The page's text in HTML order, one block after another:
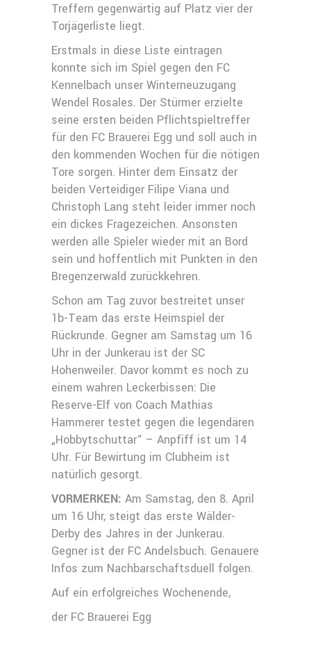
Treffern gegenwärtig auf Platz vier der
Torjägerliste liegt.
Erstmals in diese Liste eintragen
konnte sich im Spiel gegen den FC
Kennelbach unser Winterneuzugang
Wendel Rosales. Der Stürmer erzielte
seine ersten beiden Pflichtspieltreffer
für den FC Brauerei Egg und soll auch in
den kommenden Wochen für die nötigen
Tore sorgen. Hinter dem Einsatz der
beiden Verteidiger Filipe Viana und
Christoph Lang steht leider immer noch
ein dickes Fragezeichen. Ansonsten
werden alle Spieler wieder mit an Bord
sein und hoffentlich mit Punkten in den
Bregenzerwald zurückkehren.
Schon am Tag zuvor bestreitet unser
1b-Team das erste Heimspiel der
Rückrunde. Gegner am Samstag um 16
Uhr in der Junkerau ist der SC
Hohenweiler. Davor kommt es noch zu
einem wahren Leckerbissen: Die
Reserve-Elf von Coach Mathias
Hammerer testet gegen die legendären
„Hobbytschuttar“ – Anpfiff ist um 14
Uhr. Für Bewirtung im Clubheim ist
natürlich gesorgt.
VORMERKEN: Am Samstag, den 8. April
um 16 Uhr, steigt das erste Wälder-
Derby des Jahres in der Junkerau.
Gegner ist der FC Andelsbuch. Genauere
Infos zum Nachbarschaftsduell folgen.
Auf ein erfolgreiches Wochenende,
der FC Brauerei Egg